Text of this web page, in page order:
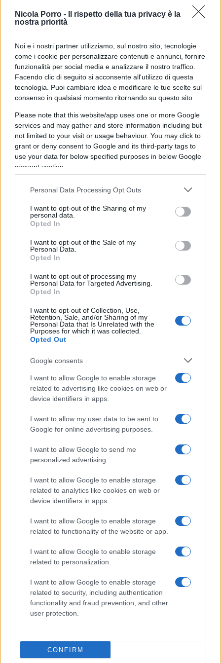
Nicola Porro -
Il rispetto della tua privacy è la
nostra priorità
Noi e i nostri partner utilizziamo, sul nostro sito, tecnologie
come i cookie per personalizzare contenuti e annunci, fornire
funzionalità per social media e analizzare il nostro traffico.
Facendo clic di seguito si acconsente all'utilizzo di questa
tecnologia. Puoi cambiare idea e modificare le tue scelte sul
consenso in qualsiasi momento ritornando su questo sito
Please note that this website/app uses one or more Google
services and may gather and store information including but
not limited to your visit or usage behaviour. You may click to
grant or deny consent to Google and its third-party tags to
use your data for below specified purposes in below Google
consent section.
Personal Data Processing Opt Outs
I want to opt-out of the Sharing of my
personal data.
Opted In
I want to opt-out of the Sale of my
Personal Data.
Opted In
I want to opt-out of processing my
Personal Data for Targeted Advertising.
Opted In
I want to opt-out of Collection, Use,
Retention, Sale, and/or Sharing of my
Personal Data that Is Unrelated with the
Purposes for which it was collected.
Opted Out
Google consents
I want to allow Google to enable storage
related to advertising like cookies on web or
device identifiers in apps.
I want to allow my user data to be sent to
Google for online advertising purposes.
I want to allow Google to send me
personalized advertising.
I want to allow Google to enable storage
related to analytics like cookies on web or
device identifiers in apps.
I want to allow Google to enable storage
related to functionality of the website or app.
I want to allow Google to enable storage
related to personalization.
I want to allow Google to enable storage
related to security, including authentication
functionality and fraud prevention, and other
user protection.
CONFIRM
capolavoro di Almodovar, “Donne sull’orlo di una
crisi di nervi”. E così, per esempio: «Si sottolinea
continente europeo; il rischio che la Corea del
Nord studi tattiche di combattimento avanzate
con l’intenzione di applicarle in potenziali conflitti
futuri; la necessità che, al riguardo, la Ue prepari
azioni olistiche (sic!) che riflettano i principi
dell’uguaglianza di genere e della diversità,
promuovendo ambienti militari inclusivi, che
garantiscano che i conflitti armati siano
considerati nell’ottica di una prospettiva di
genere. Si ricorda, a tale proposito, l’importanza di
prevenzione e risoluzione dei conflitti, e si insiste
sulla piena e significativa partecipazione delle
donne nelle missioni militari». Leggere è uno
spasso, se non ci fosse la sensazione di stare a
perdere il proprio tempo. Si sottolinea, in un
passo, «il ruolo cruciale del disarmo» e, in quello
successivo, o poco oltre,come a spargere
benzina sul fuoco
, «che il futuro dell’Ucraina è
«l’indebolimento dei regimi di controllo degli
armamenti» e, dall’altro, «qualsiasi tentativo di
indurre l’Ucraina ad arrendersi». Anzi, «si ritiene
controproducente l’attuale tentativo da parte
dell’amministrazione statunitense di negoziare un
accordo di cessate il fuoco e di pace».
In una sequenza di commi si piange da un occhio
guerra di aggressione della Russia, per il sostegno
della Cina alla Russia e per la rinnovata amicizia
tra i due Paesi, per la sorveglianza e il sabotaggio
da parte della Russia e della Cina di infrastrutture
marittime critiche, come i cavi di comunicazione
sui fondali marini e gli impianti energetici
offshore». Stravagante lamentela visto che la
Russia aveva chiesto un’indagine internazionale
presso ilConsiglio di Sicurezza dell’Onu
visto che in altri passi della Risoluzione ci si
«rallegra dell’aumento della quota di Pil destinato
alle armi» e, in particolare, della «decisione di
droni, sistemi di difesa aerea, sistemi d’arma e
munizioni, compresi missili da crociera